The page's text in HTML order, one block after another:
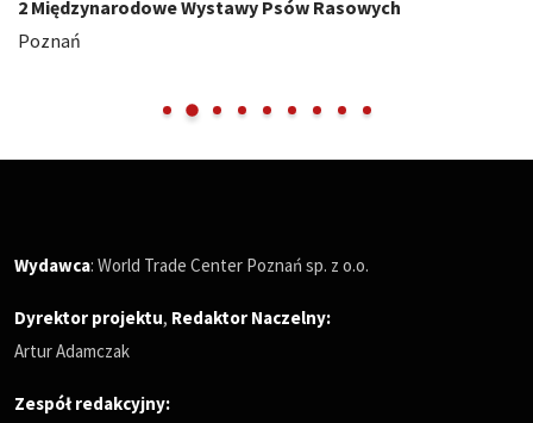
2 Międzynarodowe Wystawy Psów Rasowych
Poznań
Wydawca: World Trade Center Poznań sp. z o.o.
Dyrektor projektu, Redaktor Naczelny:
Artur Adamczak
Zespół redakcyjny: